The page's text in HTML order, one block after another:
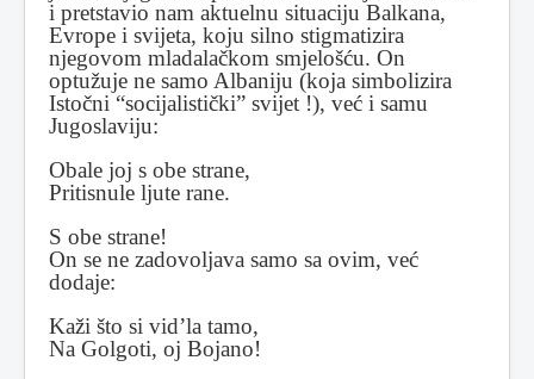
i pretstavio nam aktuelnu situaciju Balkana,
Evrope i svijeta, koju silno stigmatizira
njegovom mladalačkom smjelošću. On
optužuje ne samo Albaniju (koja simbolizira
Istočni “socijalistički” svijet !), već i samu
Jugoslaviju:
Obale joj s obe strane,
Pritisnule ljute rane.
S obe strane!
On se ne zadovoljava samo sa ovim, već
dodaje:
Kaži što si vid’la tamo,
Na Golgoti, oj Bojano!